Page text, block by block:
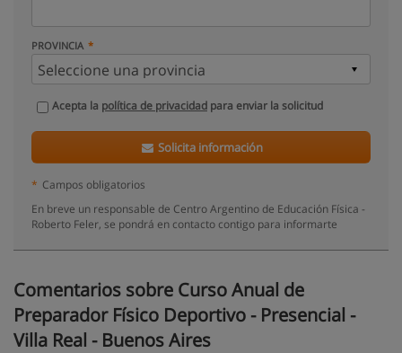
PROVINCIA
Acepta la política de privacidad para enviar la solicitud
Solicita información
* Campos obligatorios
En breve un responsable de Centro Argentino de Educación Física -
Roberto Feler, se pondrá en contacto contigo para informarte
Comentarios sobre Curso Anual de
Preparador Físico Deportivo - Presencial -
Villa Real - Buenos Aires